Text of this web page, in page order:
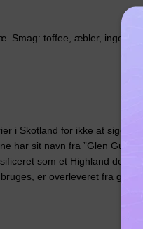
Smag: toffee, æbler, ingefær
i Skotland for ikke at sige
har sit navn fra ”Glen
som et Highland
er overleveret fra